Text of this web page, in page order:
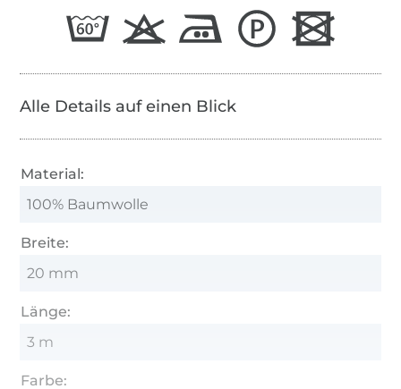
Alle Details auf einen Blick
Material:
100% Baumwolle
Breite:
20 mm
Länge:
3 m
Farbe: